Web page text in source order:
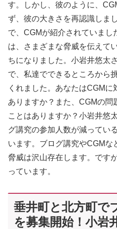
す。しかし、彼のように、
ず、彼の大きさを再認識しま
で、CGMが紹介されていまし
は、さまざまな脅威を伝えて
ちになりました。小岩井悠太
で、私達でできるところから
くれました。あなたはCGM
ありますか？また、CGMの問
ことはありますか？小岩井悠
グ講究の参加人数が減ってい
います。ブログ講究やCGMな
脅威は沢山存在します。です
っています。
垂井町と北方町で
を募集開始！小岩